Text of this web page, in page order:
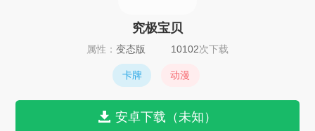
究极宝贝
属性： 变态版 10102次下载
卡牌 动漫
安卓下载（未知）